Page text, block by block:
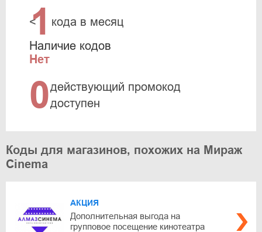
<
1 кода в месяц
Наличие кодов
Нет
0действующий промокод
доступен
Коды для магазинов, похожих на Мираж
Cinema
АКЦИЯ
Дополнительная выгода на
групповое посещение кинотеатра